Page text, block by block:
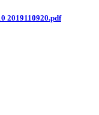
2019110920.pdf